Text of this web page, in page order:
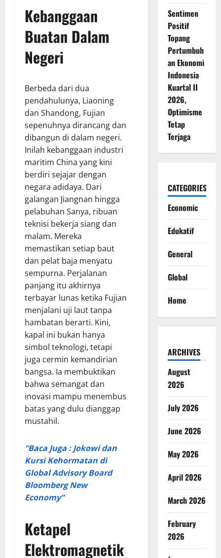
Kebanggaan
Buatan Dalam
Negeri
Berbeda dari dua
pendahulunya, Liaoning
dan Shandong, Fujian
sepenuhnya dirancang dan
dibangun di dalam negeri.
Inilah kebanggaan industri
maritim China yang kini
berdiri sejajar dengan
negara adidaya. Dari
galangan Jiangnan hingga
pelabuhan Sanya, ribuan
teknisi bekerja siang dan
malam. Mereka
memastikan setiap baut
dan pelat baja menyatu
sempurna. Perjalanan
panjang itu akhirnya
terbayar lunas ketika Fujian
menjalani uji laut tanpa
hambatan berarti. Kini,
kapal ini bukan hanya
simbol teknologi, tetapi
juga cermin kemandirian
bangsa. Ia membuktikan
bahwa semangat dan
inovasi mampu menembus
batas yang dulu dianggap
mustahil.
“Baca Juga : Jokowi dan
Kursi Kehormatan di
Global Advisory Board
Bloomberg New
Economy”
Ketapel
Elektromagnetik
Sentimen
Positif
Topang
Pertumbuh
an Ekonomi
Indonesia
Kuartal II
2026,
Optimisme
Tetap
Terjaga
CATEGORIES
Economic
Edukatif
General
Global
Home
ARCHIVES
August
2026
July 2026
June 2026
May 2026
April 2026
March 2026
February
2026